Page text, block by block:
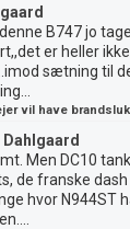
B747 jo
er heller
sætning til
vil have
Dahlgaard
Men DC10
de franske
hvor N944ST